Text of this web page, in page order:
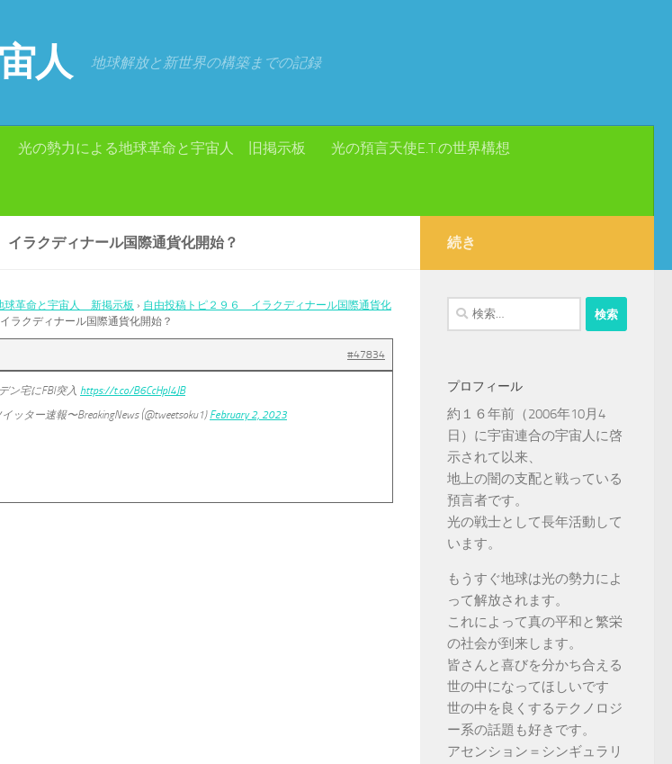
人 地球解放と新世界の構築までの記録
光の勢力による地球革命と宇宙人 旧掲示板 光の預言天使E.T.の世界構想
ラクディナール国際通貨化開始？
球革命と宇宙人 新掲示板 › 自由投稿トピ２９６ イラクディナール国際通貨化
ラクディナール国際通貨化開始？
#47834
ン宅にFBI突入 https://t.co/B6CcHpI4JB
ッター速報〜BreakingNews (@tweetsoku1) February 2, 2023
続き
検
索:
プロフィール
約１６年前（2006年10月4
日）に宇宙連合の宇宙人に啓
示されて以来、
地上の闇の支配と戦っている
預言者です。
光の戦士として長年活動して
います。
もうすぐ地球は光の勢力によ
って解放されます。
これによって真の平和と繁栄
の社会が到来します。
皆さんと喜びを分かち合える
世の中になってほしいです
世の中を良くするテクノロジ
ー系の話題も好きです。
アセンション＝シンギュラリ